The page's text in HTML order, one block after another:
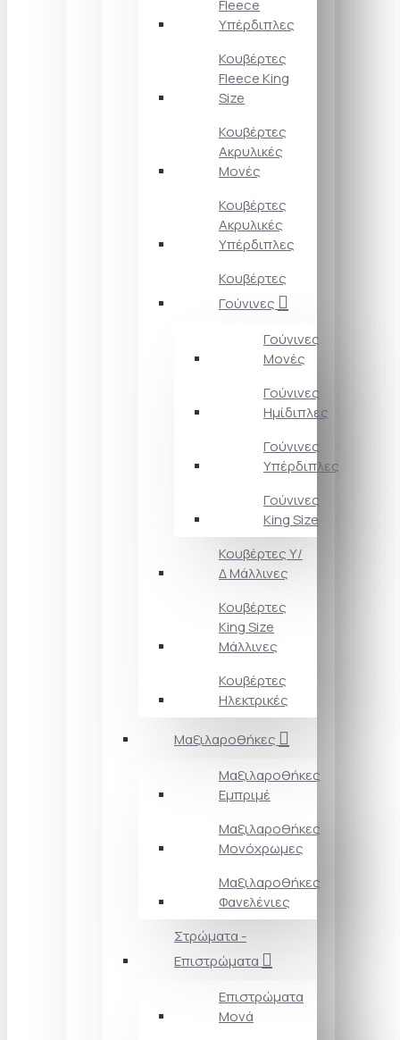
Fleece
Υπέρδιπλες
Κουβέρτες
Fleece King
Size
Κουβέρτες
Ακρυλικές
Μονές
Κουβέρτες
Ακρυλικές
Υπέρδιπλες
Κουβέρτες
Γούνινες
Γούνινες
Μονές
Γούνινες
Ημίδιπλες
Γούνινες
Υπέρδιπλες
Γούνινες
King Size
Κουβέρτες Υ/
Δ Μάλλινες
Κουβέρτες
King Size
Μάλλινες
Κουβέρτες
Ηλεκτρικές
Μαξιλαροθήκες
Μαξιλαροθήκες
Εμπριμέ
Μαξιλαροθήκες
Μονόχρωμες
Μαξιλαροθήκες
Φανελένιες
Στρώματα -
Επιστρώματα
Επιστρώματα
Μονά